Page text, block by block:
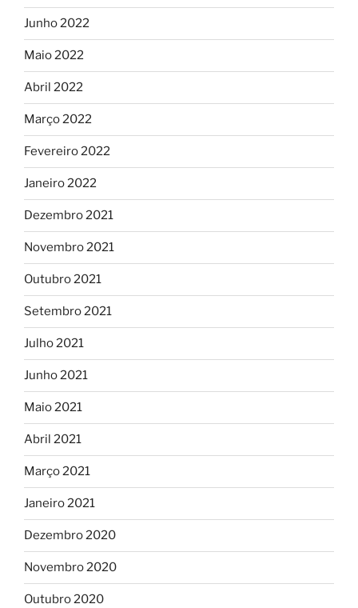
Junho 2022
Maio 2022
Abril 2022
Março 2022
Fevereiro 2022
Janeiro 2022
Dezembro 2021
Novembro 2021
Outubro 2021
Setembro 2021
Julho 2021
Junho 2021
Maio 2021
Abril 2021
Março 2021
Janeiro 2021
Dezembro 2020
Novembro 2020
Outubro 2020